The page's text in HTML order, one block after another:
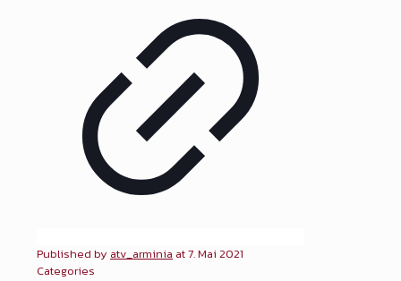
Published by atv_arminia at7. Mai 2021
Categories